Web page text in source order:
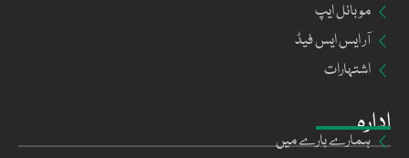
ادارہ
ہمارے بارے میں
موبائل ایپ
آر ایس ایس فیڈ
اشتہارات